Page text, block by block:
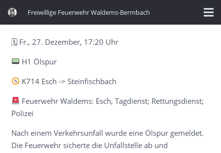
Freiwillige Feuerwehr Waldems-Bermbach
🗓 Fr., 27. Dezember, 17:20 Uhr
H1 Ölspur
K714 Esch -> Steinfischbach
Feuerwehr Waldems: Esch, Tagdienst; Rettungsdienst;
Polizei
Nach einem Verkehrsunfall wurde eine Ölspur gemeldet.
Die Feuerwehr sicherte die Unfallstelle ab und